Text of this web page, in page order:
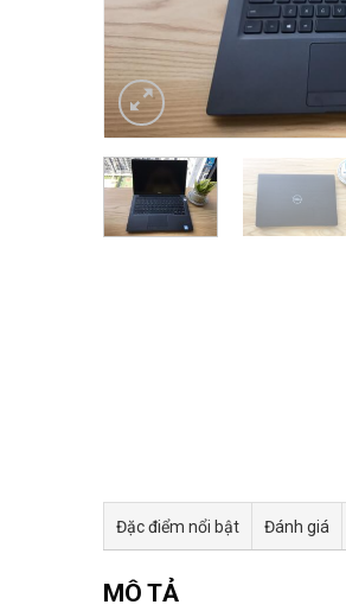
Đặc điểm nổi bật Đánh giá
MÔ TẢ